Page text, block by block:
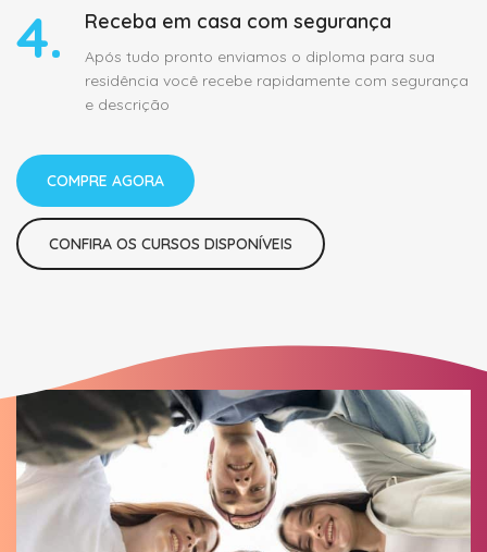
4. Receba em casa com segurança
Após tudo pronto enviamos o diploma para sua
residência você recebe rapidamente com segurança
e descrição
COMPRE AGORA
CONFIRA OS CURSOS DISPONÍVEIS